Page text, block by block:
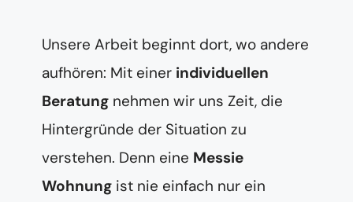
Unsere Arbeit beginnt dort, wo andere
aufhören: Mit einer individuellen
Beratung nehmen wir uns Zeit, die
Hintergründe der Situation zu
verstehen. Denn eine Messie
Wohnung ist nie einfach nur ein